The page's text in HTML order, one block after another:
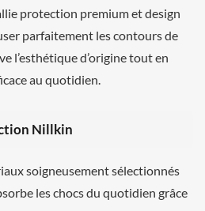
protection premium et design
parfaitement les contours de
l’esthétique d’origine tout en
au quotidien.
Nillkin
soigneusement sélectionnés
les chocs du quotidien grâce